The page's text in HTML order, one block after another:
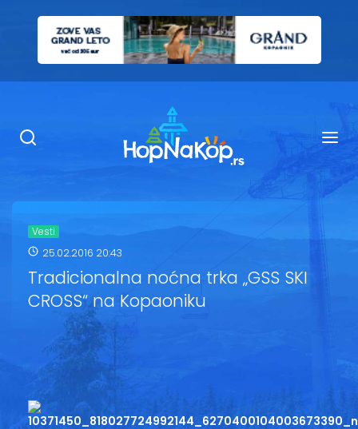
Ugostiteljstvo
Kop Info
Ski škole
Oglasi
Vesti
25.02.2016 20:43
Tradicionalna noćna trka „GSS SKI
CROSS“ na Kopaoniku